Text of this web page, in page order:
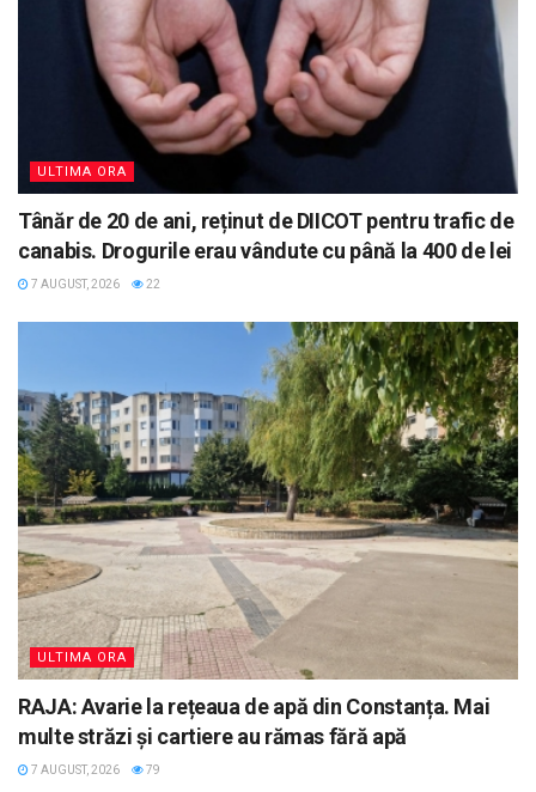
ULTIMA ORA
Tânăr de 20 de ani, reținut de DIICOT pentru trafic de
canabis. Drogurile erau vândute cu până la 400 de lei
7 AUGUST, 2026 22
ULTIMA ORA
RAJA: Avarie la rețeaua de apă din Constanța. Mai
multe străzi și cartiere au rămas fără apă
7 AUGUST, 2026 79